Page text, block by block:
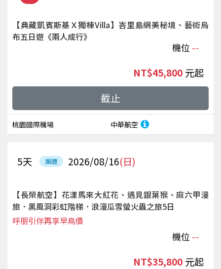
【典藏凱賓斯基Ｘ獨棟Villa】峇里島網美秘境、藝術烏
布五日遊《兩人成行》
機位 --
桃園國際機場 中華航空
NT$45,800 起
截止
團體 2026/08/16(日)
5天
【長榮航空】花漾馬來大紅花、遇見銀葉猴、麻六甲漫
旅．黑風洞彩虹階梯．浪漫瓜雪螢火蟲之旅5日
機位 --
呼朋引伴再享早鳥價
NT$35,800 起